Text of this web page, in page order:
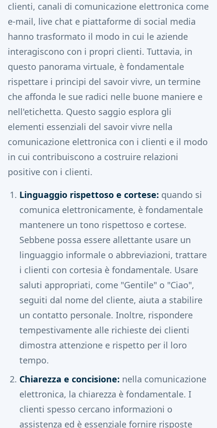
clienti, canali di comunicazione elettronica come
e-mail, live chat e piattaforme di social media
hanno trasformato il modo in cui le aziende
interagiscono con i propri clienti. Tuttavia, in
questo panorama virtuale, è fondamentale
rispettare i principi del savoir vivre, un termine
che affonda le sue radici nelle buone maniere e
nell'etichetta. Questo saggio esplora gli
elementi essenziali del savoir vivre nella
comunicazione elettronica con i clienti e il modo
in cui contribuiscono a costruire relazioni
positive con i clienti.
Linguaggio rispettoso e cortese: quando si
comunica elettronicamente, è fondamentale
mantenere un tono rispettoso e cortese.
Sebbene possa essere allettante usare un
linguaggio informale o abbreviazioni, trattare
i clienti con cortesia è fondamentale. Usare
saluti appropriati, come "Gentile" o "Ciao",
seguiti dal nome del cliente, aiuta a stabilire
un contatto personale. Inoltre, rispondere
tempestivamente alle richieste dei clienti
dimostra attenzione e rispetto per il loro
tempo.
Chiarezza e concisione: nella comunicazione
elettronica, la chiarezza è fondamentale. I
clienti spesso cercano informazioni o
assistenza ed è essenziale fornire risposte